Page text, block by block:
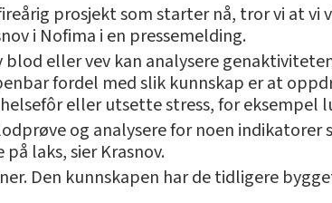
prosjekt som starter nå, tror vi at vi
i Nofima i en pressemelding.
eller vev kan analysere
fordel med slik kunnskap er at
eller utsette stress, for eksempel
og analysere for noen indikatorer
laks, sier Krasnov.
Den kunnskapen har de tidligere